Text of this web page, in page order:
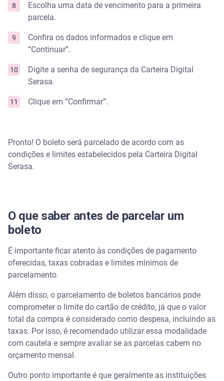
Escolha uma data de vencimento para a primeira
parcela.
Confira os dados informados e clique em
“Continuar”.
Digite a senha de segurança da Carteira Digital
Serasa.
Clique em “Confirmar”.
Pronto! O boleto será parcelado de acordo com as
condições e limites estabelecidos pela Carteira Digital
Serasa.
O que saber antes de parcelar um
boleto
É importante ficar atento às condições de pagamento
oferecidas, taxas cobradas e limites mínimos de
parcelamento.
Além disso, o parcelamento de boletos bancários pode
comprometer o limite do cartão de crédito, já que o valor
total da compra é considerado como despesa, incluindo as
taxas. Por isso, é recomendado utilizar essa modalidade
com cautela e sempre avaliar se as parcelas cabem no
orçamento mensal.
Outro ponto importante é que geralmente as instituições